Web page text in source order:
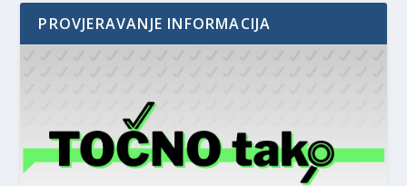
PROVJERAVANJE INFORMACIJA